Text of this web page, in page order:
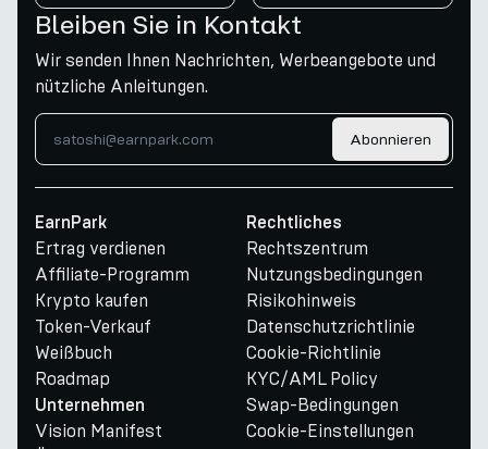
Bleiben Sie in Kontakt
Wir senden Ihnen Nachrichten, Werbeangebote und
nützliche Anleitungen.
Abonnieren
EarnPark
Ertrag verdienen
Affiliate-Programm
Krypto kaufen
Token-Verkauf
Weißbuch
Roadmap
Unternehmen
Vision Manifest
Rechtliches
Rechtszentrum
Nutzungsbedingungen
Risikohinweis
Datenschutzrichtlinie
Cookie-Richtlinie
KYC/AML Policy
Swap-Bedingungen
Cookie-Einstellungen